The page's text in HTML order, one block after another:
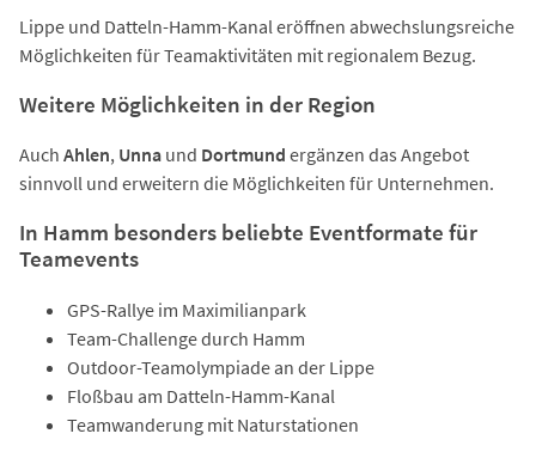
Lippe und Datteln-Hamm-Kanal eröffnen abwechslungsreiche
Möglichkeiten für Teamaktivitäten mit regionalem Bezug.
Weitere Möglichkeiten in der Region
Auch Ahlen, Unna und Dortmund ergänzen das Angebot
sinnvoll und erweitern die Möglichkeiten für Unternehmen.
In Hamm besonders beliebte Eventformate für
Teamevents
GPS-Rallye im Maximilianpark
Team-Challenge durch Hamm
Outdoor-Teamolympiade an der Lippe
Floßbau am Datteln-Hamm-Kanal
Teamwanderung mit Naturstationen